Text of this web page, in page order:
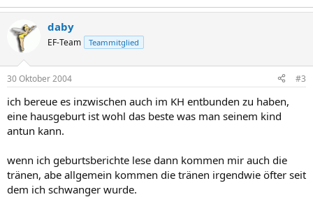
daby
EF-Team Teammitglied
30 Oktober 2004 #3
ich bereue es inzwischen auch im KH entbunden zu haben,
eine hausgeburt ist wohl das beste was man seinem kind
antun kann.
wenn ich geburtsberichte lese dann kommen mir auch die
tränen, abe allgemein kommen die tränen irgendwie öfter seit
dem ich schwanger wurde.